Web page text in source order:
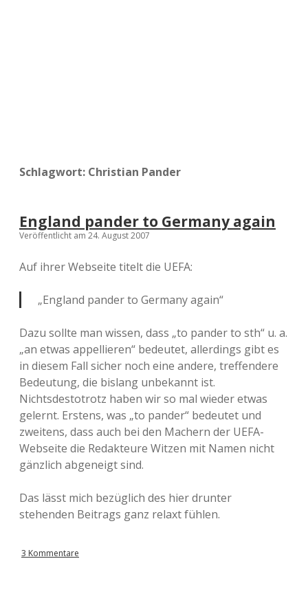
Schlagwort: Christian Pander
England pander to Germany again
Veröffentlicht am 24. August 2007
Auf ihrer Webseite titelt die UEFA:
„England pander to Germany again“
Dazu sollte man wissen, dass „to pander to sth“ u. a.
„an etwas appellieren“ bedeutet, allerdings gibt es
in diesem Fall sicher noch eine andere, treffendere
Bedeutung, die bislang unbekannt ist.
Nichtsdestotrotz haben wir so mal wieder etwas
gelernt. Erstens, was „to pander“ bedeutet und
zweitens, dass auch bei den Machern der UEFA-
Webseite die Redakteure Witzen mit Namen nicht
gänzlich abgeneigt sind.
Das lässt mich bezüglich des hier drunter
stehenden Beitrags ganz relaxt fühlen.
3 Kommentare